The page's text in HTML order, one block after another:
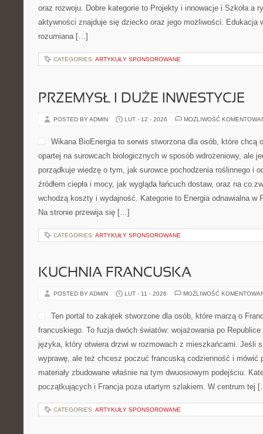
oraz rozwoju. Dobre kategorie to Projekty i innowacje i Szkoła a
aktywności znajduje się dziecko oraz jego możliwości. Edukacja
rozumiana […]
CATEGORIES: ARTYKUŁY SPONSOROWANE
PRZEMYSŁ I DUŻE INWESTYCJE
POSTED BY ADMIN LUT - 12 - 2026 MOŻLIWOŚĆ
Wikana BioEnergia to serwis stworzona dla osób, które chcą
opartej na surowcach biologicznych w sposób wdrożeniowy, ale
porządkuje wiedzę o tym, jak surowce pochodzenia roślinnego i
źródłem ciepła i mocy, jak wygląda łańcuch dostaw, oraz na co
wchodzą koszty i wydajność. Kategorie to Energia odnawialna w
Na stronie przewija się […]
CATEGORIES: ARTYKUŁY SPONSOROWANE
KUCHNIA FRANCUSKA
POSTED BY ADMIN LUT - 11 - 2026 MOŻLIWOŚĆ
Ten portal to zakątek stworzone dla osób, które marzą o
francuskiego. To fuzja dwóch światów: wojażowania po
języka, który otwiera drzwi w rozmowach z mieszkańcami. Jeśli
wyprawę, ale też chcesz poczuć francuską codzienność i mówić
materiały zbudowane właśnie na tym dwuosiowym podejściu.
początkujących i Francja poza utartym szlakiem. W centrum tej
CATEGORIES: ARTYKUŁY SPONSOROWANE